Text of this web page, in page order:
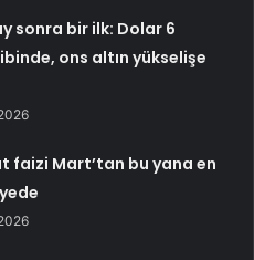
sonra bir ilk: Dolar 6
ons altın yükselişe
faizi Mart’tan bu yana en